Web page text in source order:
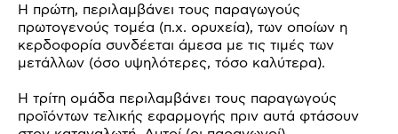
Η πρώτη, περιλαμβάνει τους παραγωγούς
πρωτογενούς τομέα (π.χ. ορυχεία), των οποίων η
κερδοφορία συνδέεται άμεσα με τις τιμές των
μετάλλων (όσο υψηλότερες, τόσο καλύτερα).
Η τρίτη ομάδα περιλαμβάνει τους παραγωγούς
προϊόντων τελικής εφαρμογής πριν αυτά φτάσουν